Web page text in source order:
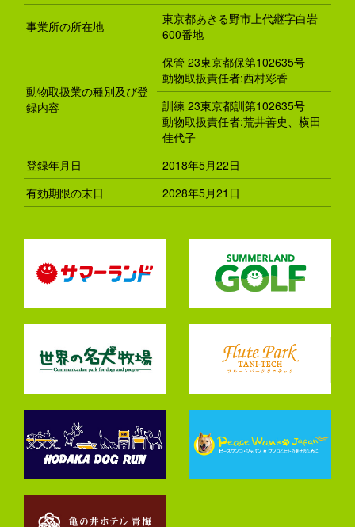
事業所の所在地
東京都あきる野市上代継字白岩
600番地
動物取扱業の種別及び登
録内容
保管 23東京都保第102635号
動物取扱責任者:西村彩香
訓練 23東京都訓第102635号
動物取扱責任者:荒井善史、横田
佳代子
登録年月日
2018年5月22日
有効期限の末日
2028年5月21日